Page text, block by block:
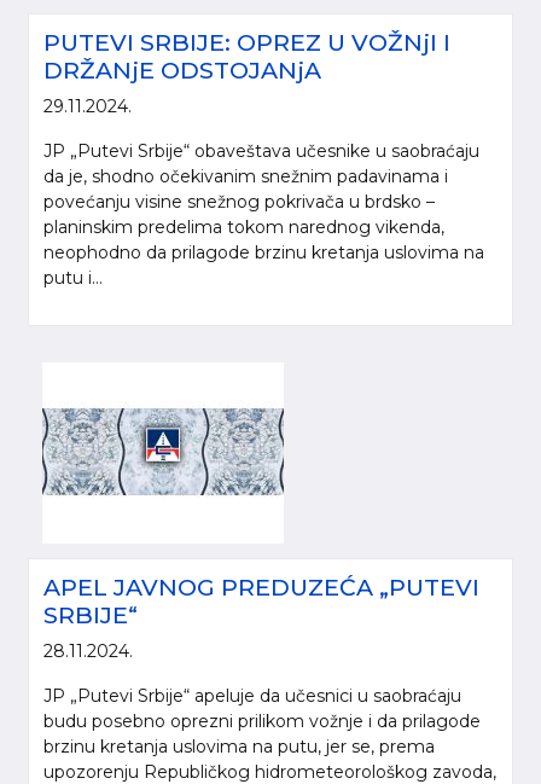
PUTEVI SRBIJE: OPREZ U VOŽNjI I
DRŽANjE ODSTOJANjA
29.11.2024.
JP „Putevi Srbije“ obaveštava učesnike u saobraćaju
da je, shodno očekivanim snežnim padavinama i
povećanju visine snežnog pokrivača u brdsko –
planinskim predelima tokom narednog vikenda,
neophodno da prilagode brzinu kretanja uslovima na
putu i...
APEL JAVNOG PREDUZEĆA „PUTEVI
SRBIJE“
28.11.2024.
JP „Putevi Srbije“ apeluje da učesnici u saobraćaju
budu posebno oprezni prilikom vožnje i da prilagode
brzinu kretanja uslovima na putu, jer se, prema
upozorenju Republičkog hidrometeorološkog zavoda,